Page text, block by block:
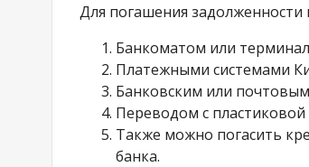
Для погашения задолженности
Банкоматом или
Платежными системами
Банковским или
Переводом с пластиковой
Также можно погасить
банка.